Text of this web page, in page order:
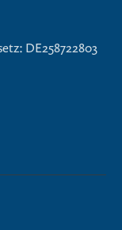
DE258722803